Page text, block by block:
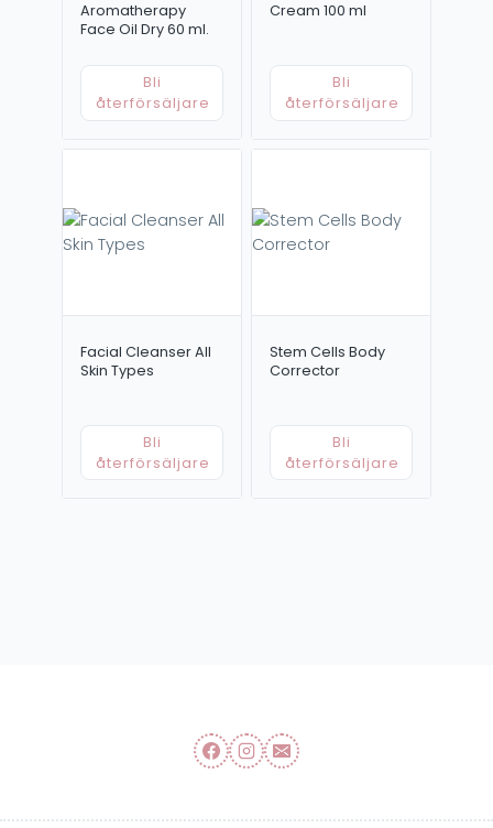
Aromatherapy
Face Oil Dry 60 ml.
Bli
återförsäljare
Cream 100 ml
Bli
återförsäljare
Facial Cleanser All
Skin Types
Bli
återförsäljare
Stem Cells Body
Corrector
Bli
återförsäljare